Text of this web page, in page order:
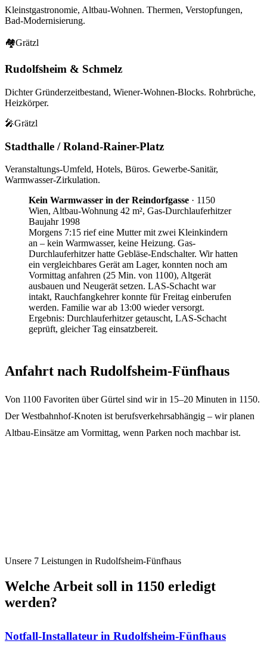
Kleinstgastronomie, Altbau-Wohnen. Thermen, Verstopfungen,
Bad-Modernisierung.
🏘Grätzl
Rudolfsheim & Schmelz
Dichter Gründerzeitbestand, Wiener-Wohnen-Blocks. Rohrbrüche,
Heizkörper.
🎤Grätzl
Stadthalle / Roland-Rainer-Platz
Veranstaltungs-Umfeld, Hotels, Büros. Gewerbe-Sanitär,
Warmwasser-Zirkulation.
Kein Warmwasser in der Reindorfgasse · 1150
Wien, Altbau-Wohnung 42 m², Gas-Durchlauferhitzer
Baujahr 1998
Morgens 7:15 rief eine Mutter mit zwei Kleinkindern
an – kein Warmwasser, keine Heizung. Gas-
Durchlauferhitzer hatte Gebläse-Endschalter. Wir hatten
ein vergleichbares Gerät am Lager, konnten noch am
Vormittag anfahren (25 Min. von 1100), Altgerät
ausbauen und Neugerät setzen. LAS-Schacht war
intakt, Rauchfangkehrer konnte für Freitag einberufen
werden. Familie war ab 13:00 wieder versorgt.
Ergebnis: Durchlauferhitzer getauscht, LAS-Schacht
geprüft, gleicher Tag einsatzbereit.
Anfahrt nach Rudolfsheim-Fünfhaus
Von 1100 Favoriten über Gürtel sind wir in 15–20 Minuten in 1150.
Der Westbahnhof-Knoten ist berufsverkehrsabhängig – wir planen
Altbau-Einsätze am Vormittag, wenn Parken noch machbar ist.
Unsere 7 Leistungen in Rudolfsheim-Fünfhaus
Welche Arbeit soll in 1150 erledigt
werden?
Notfall-Installateur in Rudolfsheim-Fünfhaus